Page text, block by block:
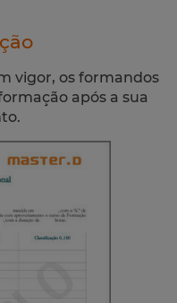
vigor, os formandos
após a sua